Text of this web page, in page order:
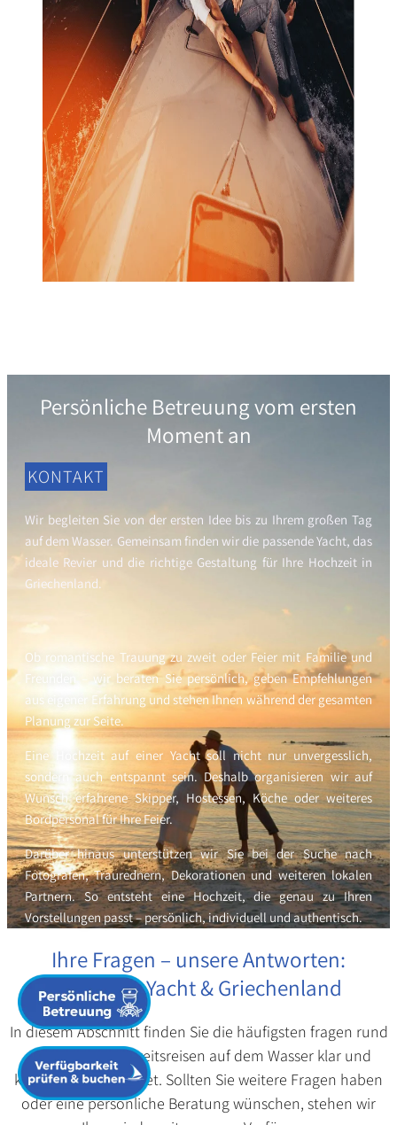
Persönliche Betreuung vom ersten
Moment an
KONTAKT
Wir begleiten Sie von der ersten Idee bis zu Ihrem großen Tag
auf dem Wasser. Gemeinsam finden wir die passende Yacht, das
ideale Revier und die richtige Gestaltung für Ihre Hochzeit in
Griechenland.
Ob romantische Trauung zu zweit oder Feier mit Familie und
Freunden – wir beraten Sie persönlich, geben Empfehlungen
aus eigener Erfahrung und stehen Ihnen während der gesamten
Planung zur Seite.
Eine Hochzeit auf einer Yacht soll nicht nur unvergesslich,
sondern auch entspannt sein. Deshalb organisieren wir auf
Wunsch erfahrene Skipper, Hostessen, Köche oder weiteres
Bordpersonal für Ihre Feier.
Darüber hinaus unterstützen wir Sie bei der Suche nach
Fotografen, Traurednern, Dekorationen und weiteren lokalen
Partnern. So entsteht eine Hochzeit, die genau zu Ihren
Vorstellungen passt – persönlich, individuell und authentisch.
Ihre Fragen – unsere Antworten:
Hochzeit, Yacht & Griechenland
In diesem Abschnitt finden Sie die häufigsten fragen rund
um unsere Hochzeitsreisen auf dem Wasser klar und
kompakt beantwortet. Sollten Sie weitere Fragen haben
oder eine persönliche Beratung wünschen, stehen wir